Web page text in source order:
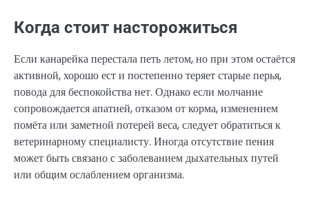
Когда стоит насторожиться
Если канарейка перестала петь летом, но при этом остаётся
активной, хорошо ест и постепенно теряет старые перья,
повода для беспокойства нет. Однако если молчание
сопровождается апатией, отказом от корма, изменением
помёта или заметной потерей веса, следует обратиться к
ветеринарному специалисту. Иногда отсутствие пения
может быть связано с заболеванием дыхательных путей
или общим ослаблением организма.